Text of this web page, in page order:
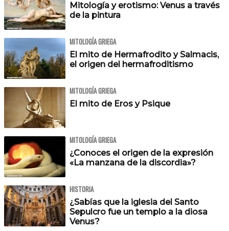
Mitología y erotismo: Venus a través
de la pintura
MITOLOGÍA GRIEGA
El mito de Hermafrodito y Salmacis,
el origen del hermafroditismo
MITOLOGÍA GRIEGA
El mito de Eros y Psique
MITOLOGÍA GRIEGA
¿Conoces el origen de la expresión
«La manzana de la discordia»?
HISTORIA
¿Sabías que la iglesia del Santo
Sepulcro fue un templo a la diosa
Venus?